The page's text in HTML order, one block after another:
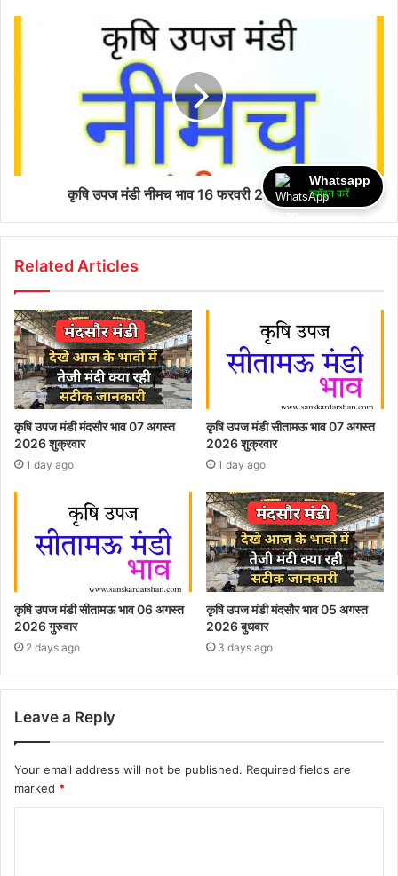
कृषि उपज मंडी नीमच भाव 16 फरवरी 2026 सोमवार
Related Articles
कृषि उपज मंडी मंदसौर भाव 07 अगस्त
2026 शुक्रवार
1 day ago
कृषि उपज मंडी सीतामऊ भाव 07 अगस्त
2026 शुक्रवार
1 day ago
कृषि उपज मंडी सीतामऊ भाव 06 अगस्त
2026 गुरुवार
2 days ago
कृषि उपज मंडी मंदसौर भाव 05 अगस्त
2026 बुधवार
3 days ago
Leave a Reply
Your email address will not be published. Required fields are
marked *
Whatsapp
ज्वॉइन करें